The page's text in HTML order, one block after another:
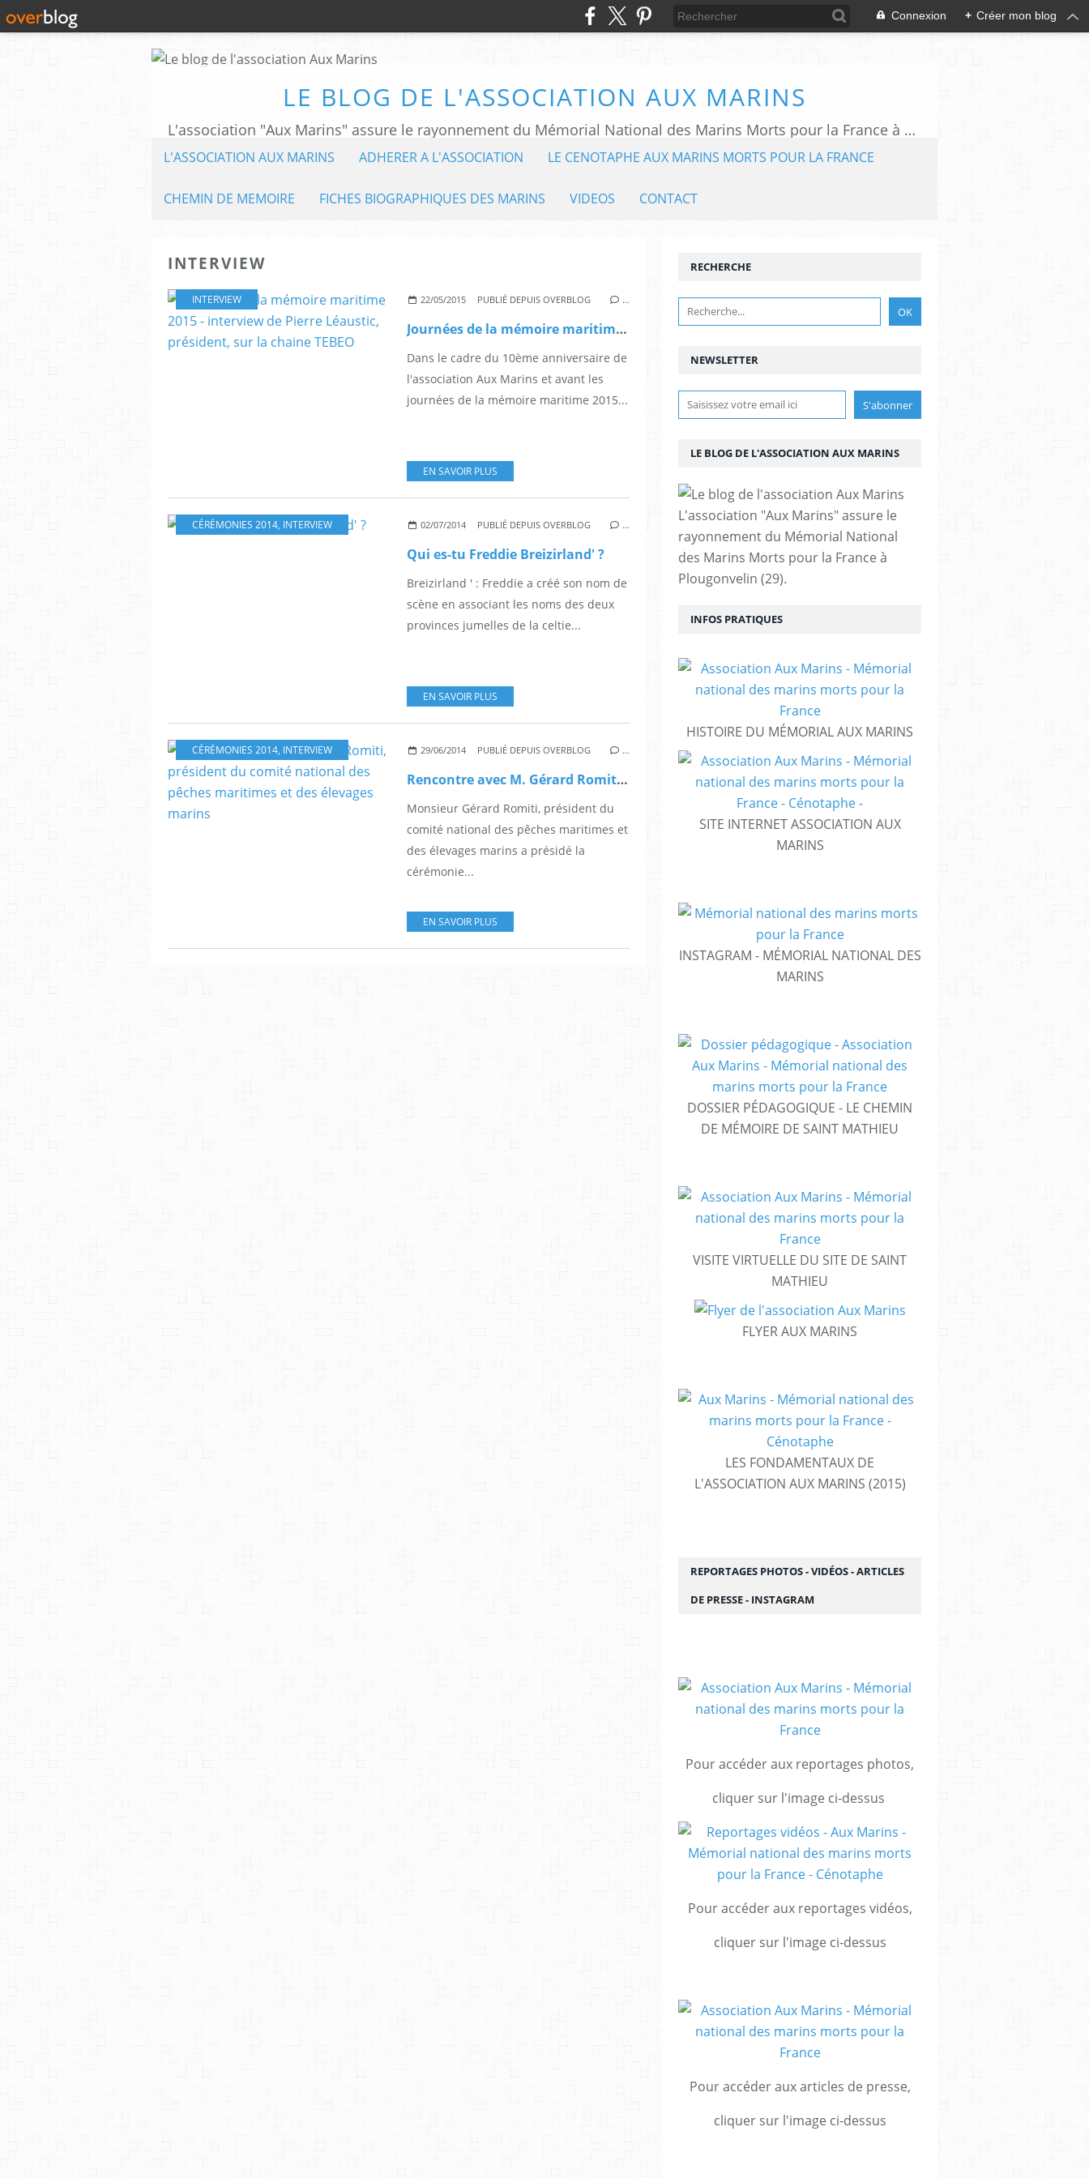
Connexion + Créer mon blog
LE BLOG DE L'ASSOCIATION AUX MARINS
L'association "Aux Marins" assure le rayonnement du Mémorial National des Marins Morts pour la France à Plougonvelin (29).
L'ASSOCIATION AUX MARINS ADHERER A L'ASSOCIATION LE CENOTAPHE AUX MARINS MORTS POUR LA FRANCE
CHEMIN DE MEMOIRE FICHES BIOGRAPHIQUES DES MARINS VIDEOS CONTACT
INTERVIEW
INTERVIEW 22/05/2015 PUBLIÉ DEPUIS OVERBLOG …
Journées de la mémoire maritime 2015 - interview de Pierre Léaustic, président, sur la chaine TEBEO
Dans le cadre du 10ème anniversaire de
l'association Aux Marins et avant les
journées de la mémoire maritime 2015...
EN SAVOIR PLUS
CÉRÉMONIES 2014, INTERVIEW 02/07/2014 PUBLIÉ DEPUIS OVERBLOG …
Qui es-tu Freddie Breizirland' ?
Breizirland ' : Freddie a créé son nom de
scène en associant les noms des deux
provinces jumelles de la celtie...
EN SAVOIR PLUS
CÉRÉMONIES 2014, INTERVIEW 29/06/2014 PUBLIÉ DEPUIS OVERBLOG …
Rencontre avec M. Gérard Romiti, président du comité national des pêches maritimes et des élevages marins
Monsieur Gérard Romiti, président du
comité national des pêches maritimes et
des élevages marins a présidé la
cérémonie...
EN SAVOIR PLUS
NEWSLETTER
RECHERCHE
LE BLOG DE L'ASSOCIATION AUX MARINS
L'association "Aux Marins" assure le
rayonnement du Mémorial National
des Marins Morts pour la France à
Plougonvelin (29).
INFOS PRATIQUES
HISTOIRE DU MÉMORIAL AUX MARINS
SITE INTERNET ASSOCIATION AUX
MARINS
INSTAGRAM - MÉMORIAL NATIONAL DES
MARINS
DOSSIER PÉDAGOGIQUE - LE CHEMIN
DE MÉMOIRE DE SAINT MATHIEU
VISITE VIRTUELLE DU SITE DE SAINT
MATHIEU
FLYER AUX MARINS
LES FONDAMENTAUX DE
L'ASSOCIATION AUX MARINS (2015)
REPORTAGES PHOTOS - VIDÉOS - ARTICLES
DE PRESSE - INSTAGRAM
Pour accéder aux reportages photos,
cliquer sur l'image ci-dessus
Pour accéder aux reportages vidéos,
cliquer sur l'image ci-dessus
Pour accéder aux articles de presse,
cliquer sur l'image ci-dessus